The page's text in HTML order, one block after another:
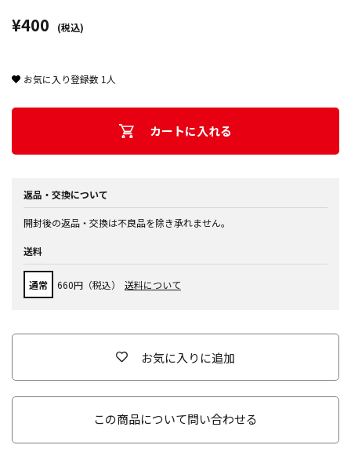
¥400 (税込)
お気に入り登録数 1 人
カートに入れる
返品・交換について
開封後の返品・交換は不良品を除き承れません。
送料
通常 660円（税込） 送料について
お気に入りに追加
この商品について問い合わせる